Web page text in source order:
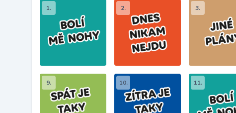
1. 2. 3.
9. 10. 11.